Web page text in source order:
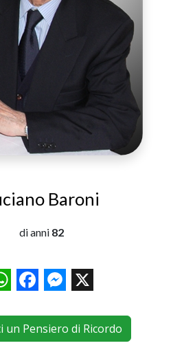
Baroni
di anni 82
WhatsAppFacebookMessenger
X
un Pensiero di Ricordo